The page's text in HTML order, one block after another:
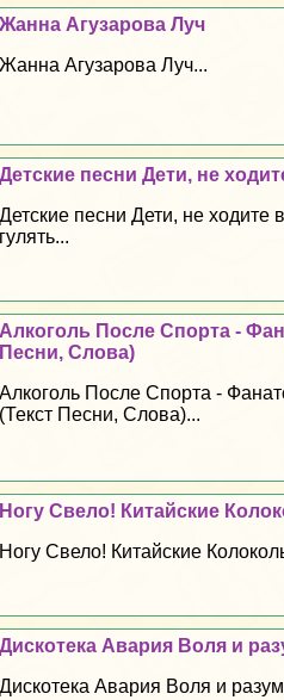
Жанна Агузарова Луч
Жанна Агузарова Луч...
Детские песни Дети, не
Детские песни Дети, не ходите
гулять...
Алкоголь После Спорта -
Песни, Слова)
Алкоголь После Спорта -
(Текст Песни, Слова)...
Ногу Свело! Китайские
Ногу Свело! Китайские
Дискотека Авария Воля и
Дискотека Авария Воля и